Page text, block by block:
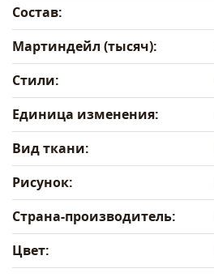
Состав:
Мартиндейл (тысяч):
Стили:
Единица изменения:
Вид ткани:
Рисунок:
Страна-производитель:
Цвет: